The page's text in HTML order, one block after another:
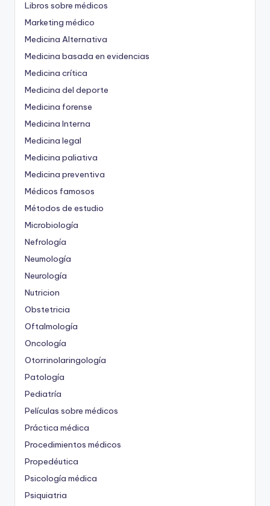
Libros sobre médicos
Marketing médico
Medicina Alternativa
Medicina basada en evidencias
Medicina crítica
Medicina del deporte
Medicina forense
Medicina Interna
Medicina legal
Medicina paliativa
Medicina preventiva
Médicos famosos
Métodos de estudio
Microbiología
Nefrología
Neumología
Neurología
Nutricion
Obstetricia
Oftalmología
Oncología
Otorrinolaringología
Patología
Pediatría
Películas sobre médicos
Práctica médica
Procedimientos médicos
Propedéutica
Psicología médica
Psiquiatria